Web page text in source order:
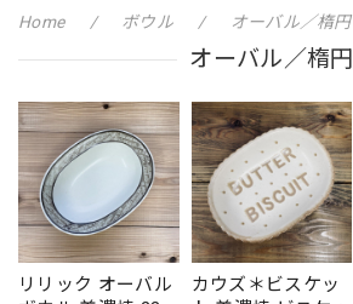
Home ボウル オーバル／楕円
オーバル／楕円
リリック オーバル
カウズ＊ビスケッ